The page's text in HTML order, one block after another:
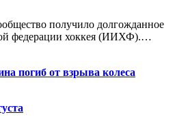
получило долгожданное
федерации хоккея (ИИХФ).…
погиб от взрыва колеса